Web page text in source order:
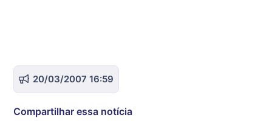
20/03/2007 16:59
Compartilhar essa notícia